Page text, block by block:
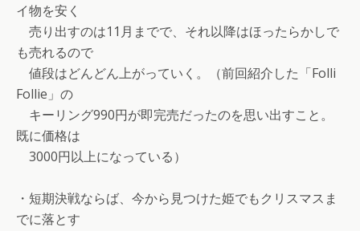
イ物を安く
売り出すのは11月までで、それ以降はほったらかしで
も売れるので
値段はどんどん上がっていく。（前回紹介した「Folli
Follie」の
キーリング990円が即完売だったのを思い出すこと。
既に価格は
3000円以上になっている）
・短期決戦ならば、今から見つけた姫でもクリスマスま
でに落とす